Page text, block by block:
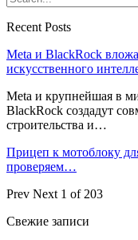
Recent Posts
Meta и BlackRock
искусственного
Meta и крупнейшая в
BlackRock создадут
строительства и…
Прицеп к мотоблоку
проверяем…
Prev Next 1 of 203
Свежие записи